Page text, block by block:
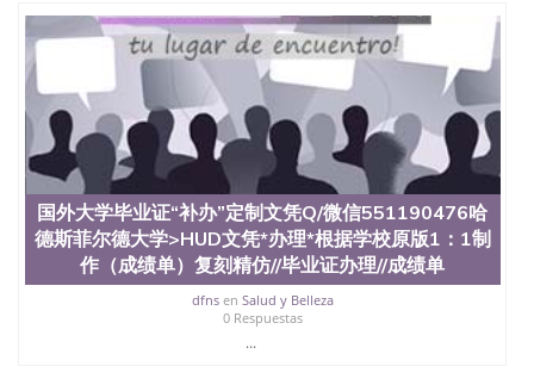
551190476哪里可以办理加拿大毕业证551190476申
请学校办理假的毕业证成绩单可以吗551190476哪里
可以办理水印成绩单551190476哪里可以修改成绩单
GPA分数551190476假毕业证能查出来吗551190476
假文凭网上能查到吗551190476 如何拿到国外毕业证
QQ微信551190476办假大学毕业证QQ微信551190476
国外毕业证去哪认证QQ微信551190476找毕业证封皮
QQ微信551190476国外毕业证外壳定制QQ微信
551190476快速代办国外毕业证QQ微信551190476快
速拿到国外文凭QQ微信551190476国外留学文凭认证
QQ微信551190476国外文凭回国认证QQ微信
551190476泰国文凭办理QQ微信551190476法国留学
回国证明QQ微信551190476 国外烫金照片QQ微信
551190476外国文凭在中国有用吗QQ微信551190476
德国留学回国证明QQ微信551190476爱尔兰留学回国
证明QQ微信551190476国外硕士文凭办理QQ微信
国外大学毕业证“补办”定制文凭Q/微信551190476哈
德斯菲尔德大学>HUD文凭*办理*根据学校原版1：1制
作（成绩单）复刻精仿//毕业证办理//成绩单
dfnsen Salud y Belleza
0 Respuestas
...